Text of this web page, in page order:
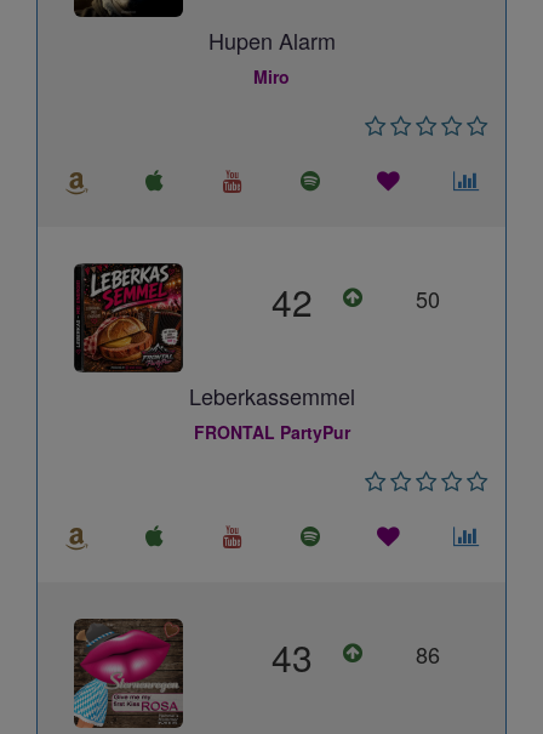
Hupen Alarm
Miro
42 50
Leberkassemmel
FRONTAL PartyPur
43 86